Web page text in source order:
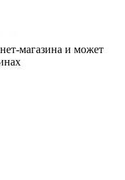
магазина и может